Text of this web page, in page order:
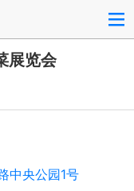
展览会
中央公园1号